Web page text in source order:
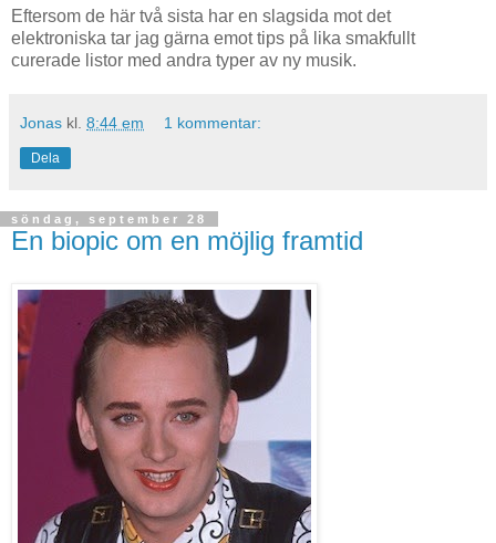
Eftersom de här två sista har en slagsida mot det
elektroniska tar jag gärna emot tips på lika smakfullt
curerade listor med andra typer av ny musik.
Jonas kl. 8:44 em 1 kommentar:
Dela
söndag, september 28
En biopic om en möjlig framtid